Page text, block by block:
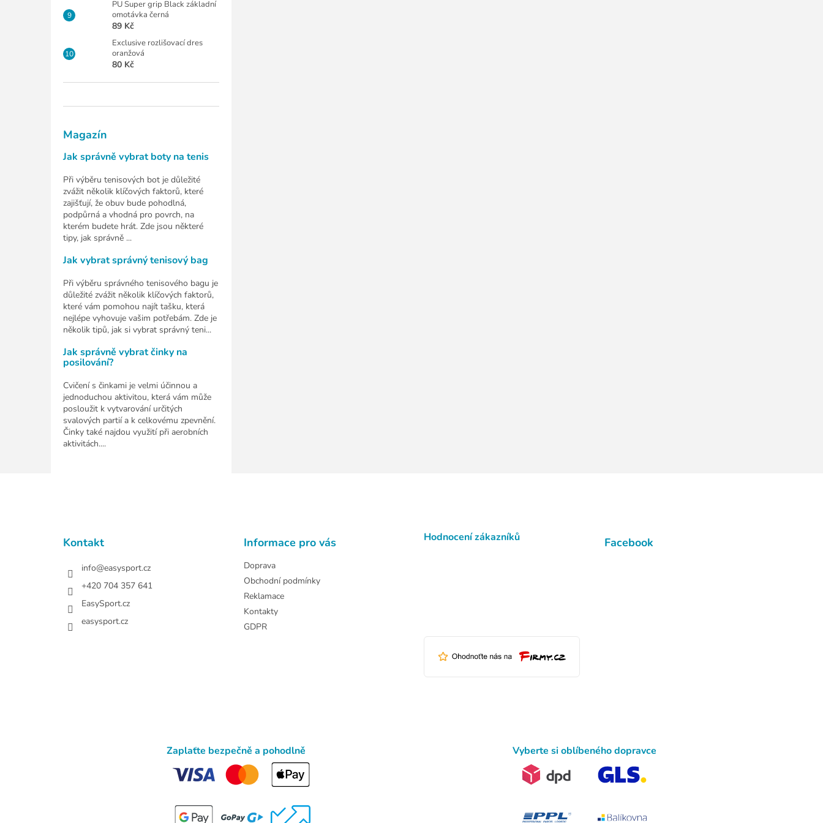
PU Super grip Black základní
omotávka černá
89 Kč
Exclusive rozlišovací dres
oranžová
80 Kč
Magazín
Jak správně vybrat boty na tenis
Při výběru tenisových bot je důležité
zvážit několik klíčových faktorů, které
zajišťují, že obuv bude pohodlná,
podpůrná a vhodná pro povrch, na
kterém budete hrát. Zde jsou některé
tipy, jak správně ...
Jak vybrat správný tenisový bag
Při výběru správného tenisového bagu je
důležité zvážit několik klíčových faktorů,
které vám pomohou najít tašku, která
nejlépe vyhovuje vašim potřebám. Zde je
několik tipů, jak si vybrat správný teni...
Jak správně vybrat činky na
posilování?
Cvičení s činkami je velmi účinnou a
jednoduchou aktivitou, která vám může
posloužit k vytvarování určitých
svalových partií a k celkovému zpevnění.
Činky také najdou využití při aerobních
aktivitách....
Kontakt
info@easysport.cz
+420 704 357 641
EasySport.cz
easysport.cz
Informace pro vás
Doprava
Obchodní podmínky
Reklamace
Kontakty
GDPR
Hodnocení zákazníků Facebook
Zaplaťte bezpečně a pohodlně Vyberte si oblíbeného dopravce